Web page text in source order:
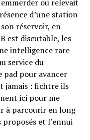
ou relevait
d’une station
réservoir, en
est discutable, les
intelligence rare
service du
pad pour avancer
jamais : fichtre ils
ici pour me
à parcourir en long
et l’ennui